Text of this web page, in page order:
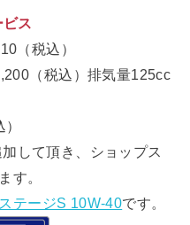
ス
（税込）
（税込）排気量125cc
して頂き、ショップス
す。
テージS 10W-40です。